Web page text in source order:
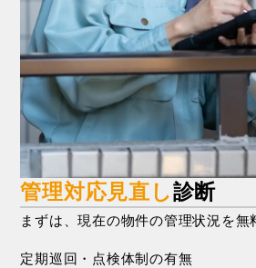
管理対応見直し診断
まずは、現在の物件の管理状況を無
定期巡回 ・ 点検体制の有無